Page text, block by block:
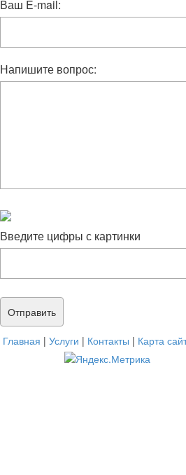
Ваш E-mail:
Напишите вопрос:
Введите цифры с картинки
Главная | Услуги | Контакты | Карта